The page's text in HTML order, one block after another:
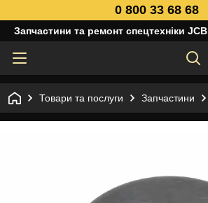
0 800 33 68 68
Запчастини та ремонт спецтехніки JCB
Товари та послуги Запчастини